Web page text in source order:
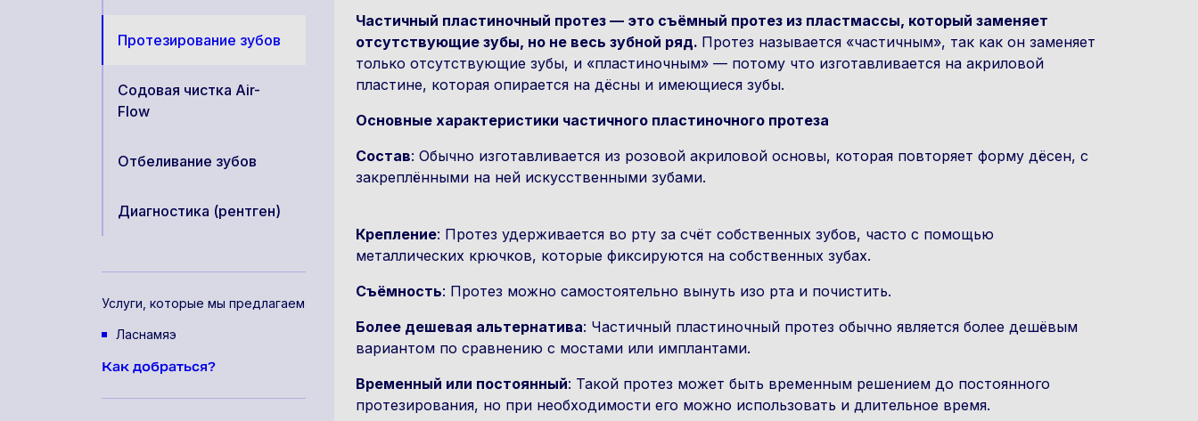
Протезирование зубов
Содовая чистка Air-
Flow
Отбеливание зубов
Диагностика (рентген)
Услуги, которые мы предлагаем
Ласнамяэ
Как добраться?
Частичный пластиночный протез — это съёмный протез из пластмассы, который заменяет
отсутствующие зубы, но не весь зубной ряд. Протез называется «частичным», так как он заменяет
только отсутствующие зубы, и «пластиночным» — потому что изготавливается на акриловой
пластине, которая опирается на дёсны и имеющиеся зубы.
Основные характеристики частичного пластиночного протеза
Состав: Обычно изготавливается из розовой акриловой основы, которая повторяет форму дёсен, с
закреплёнными на ней искусственными зубами.
Крепление: Протез удерживается во рту за счёт собственных зубов, часто с помощью
металлических крючков, которые фиксируются на собственных зубах.
Съёмность: Протез можно самостоятельно вынуть изо рта и почистить.
Более дешевая альтернатива: Частичный пластиночный протез обычно является более дешёвым
вариантом по сравнению с мостами или имплантами.
Временный или постоянный: Такой протез может быть временным решением до постоянного
протезирования, но при необходимости его можно использовать и длительное время.